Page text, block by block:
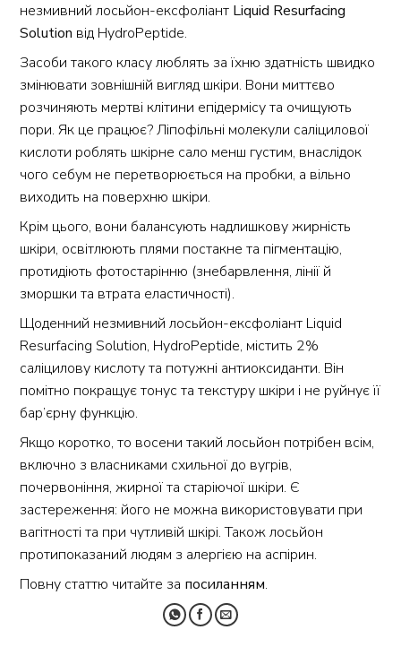
незмивний лосьйон-ексфоліант Liquid Resurfacing
Solution від HydroPeptide.
Засоби такого класу люблять за їхню здатність швидко
змінювати зовнішній вигляд шкіри. Вони миттєво
розчиняють мертві клітини епідермісу та очищують
пори. Як це працює? Ліпофільні молекули саліцилової
кислоти роблять шкірне сало менш густим, внаслідок
чого себум не перетворюється на пробки, а вільно
виходить на поверхню шкіри.
Крім цього, вони балансують надлишкову жирність
шкіри, освітлюють плями постакне та пігментацію,
протидіють фотостарінню (знебарвлення, лінії й
зморшки та втрата еластичності).
Щоденний незмивний лосьйон-ексфоліант Liquid
Resurfacing Solution, HydroPeptide, містить 2%
саліцилову кислоту та потужні антиоксиданти. Він
помітно покращує тонус та текстуру шкіри і не руйнує її
бар’єрну функцію.
Якщо коротко, то восени такий лосьйон потрібен всім,
включно з власниками схильної до вугрів,
почервоніння, жирної та старіючої шкіри. Є
застереження: його не можна використовувати при
вагітності та при чутливій шкірі. Також лосьйон
протипоказаний людям з алергією на аспірин.
Повну статтю читайте за посиланням.